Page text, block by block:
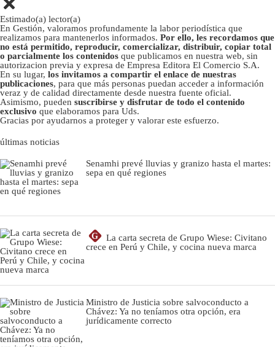
Estimado(a) lector(a)
En Gestión, valoramos profundamente la labor periodística que
realizamos para mantenerlos informados. Por ello, les recordamos que
no está permitido, reproducir, comercializar, distribuir, copiar total
o parcialmente los contenidos que publicamos en nuestra web, sin
autorizacion previa y expresa de Empresa Editora El Comercio S.A.
En su lugar, los invitamos a compartir el enlace de nuestras
publicaciones, para que más personas puedan acceder a información
veraz y de calidad directamente desde nuestra fuente oficial.
Asimismo, pueden suscribirse y disfrutar de todo el contenido
exclusivo que elaboramos para Uds.
Gracias por ayudarnos a proteger y valorar este esfuerzo.
últimas noticias
Senamhi prevé lluvias y granizo hasta el martes:
sepa en qué regiones
G
La carta secreta de Grupo Wiese: Civitano
crece en Perú y Chile, y cocina nueva marca
Ministro de Justicia sobre salvoconducto a
Chávez: Ya no teníamos otra opción, era
jurídicamente correcto